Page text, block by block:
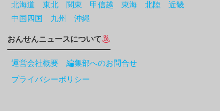
北海道 東北 関東 甲信越 東海 北陸
近畿
中国四国
九州 沖縄
おんせんニュースについて
運営会社概要 編集部へのお問合せ
プライバシーポリシー